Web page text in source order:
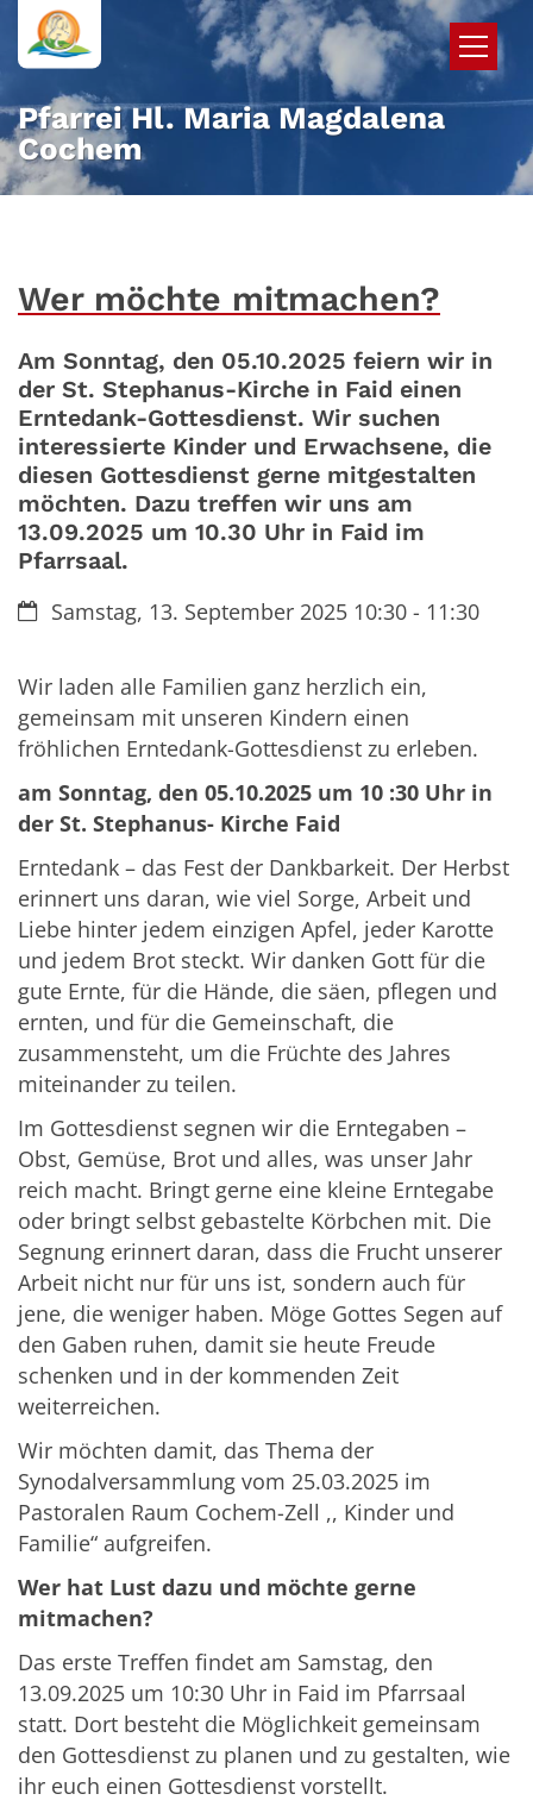
Zum Inhalt springen
Pfarrei Hl. Maria Magdalena
Cochem
Wer möchte mitmachen?
Am Sonntag, den 05.10.2025 feiern wir in
der St. Stephanus-Kirche in Faid einen
Erntedank-Gottesdienst. Wir suchen
interessierte Kinder und Erwachsene, die
diesen Gottesdienst gerne mitgestalten
möchten. Dazu treffen wir uns am
13.09.2025 um 10.30 Uhr in Faid im
Pfarrsaal.
Datum:Samstag, 13. September 2025 10:30 - 11:30
Wir laden alle Familien ganz herzlich ein,
gemeinsam mit unseren Kindern einen
fröhlichen Erntedank-Gottesdienst zu erleben.
am Sonntag, den 05.10.2025 um 10 :30 Uhr in
der St. Stephanus- Kirche Faid
Erntedank – das Fest der Dankbarkeit. Der Herbst
erinnert uns daran, wie viel Sorge, Arbeit und
Liebe hinter jedem einzigen Apfel, jeder Karotte
und jedem Brot steckt. Wir danken Gott für die
gute Ernte, für die Hände, die säen, pflegen und
ernten, und für die Gemeinschaft, die
zusammensteht, um die Früchte des Jahres
miteinander zu teilen.
Im Gottesdienst segnen wir die Erntegaben –
Obst, Gemüse, Brot und alles, was unser Jahr
reich macht. Bringt gerne eine kleine Erntegabe
oder bringt selbst gebastelte Körbchen mit. Die
Segnung erinnert daran, dass die Frucht unserer
Arbeit nicht nur für uns ist, sondern auch für
jene, die weniger haben. Möge Gottes Segen auf
den Gaben ruhen, damit sie heute Freude
schenken und in der kommenden Zeit
weiterreichen.
Wir möchten damit, das Thema der
Synodalversammlung vom 25.03.2025 im
Pastoralen Raum Cochem-Zell ,, Kinder und
Familie“ aufgreifen.
Wer hat Lust dazu und möchte gerne
mitmachen?
Das erste Treffen findet am Samstag, den
13.09.2025 um 10:30 Uhr in Faid im Pfarrsaal
statt. Dort besteht die Möglichkeit gemeinsam
den Gottesdienst zu planen und zu gestalten, wie
ihr euch einen Gottesdienst vorstellt.